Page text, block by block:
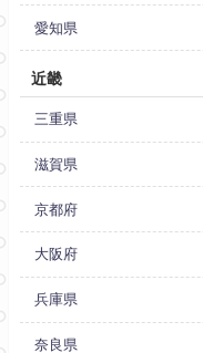
愛知県
近畿
三重県
滋賀県
京都府
大阪府
兵庫県
奈良県